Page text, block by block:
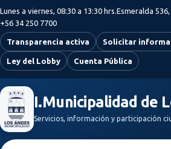
Saltar al contenido principal
Lunes a viernes, 08:30 a 13:30 hrs.Esmeralda
+56 34 250 7700
Transparencia activa Solicitar
Ley del Lobby Cuenta Pública
I.Municipalidad de
Servicios, información y participación